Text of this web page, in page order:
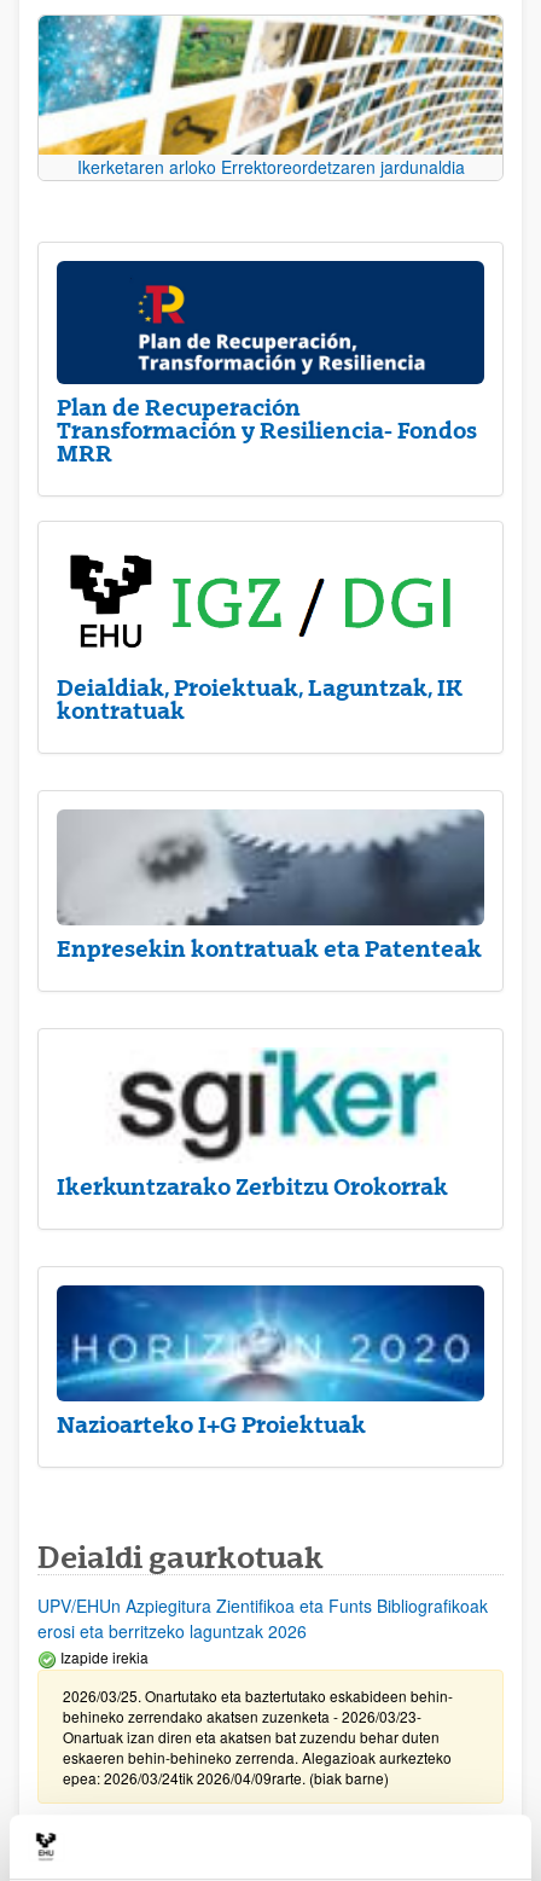
Ikerketaren arloko Errektoreordetzaren jardunaldia
Plan de Recuperación
Transformación y Resiliencia- Fondos
MRR
Deialdiak, Proiektuak, Laguntzak, IK
kontratuak
Enpresekin kontratuak eta Patenteak
Ikerkuntzarako Zerbitzu Orokorrak
Nazioarteko I+G Proiektuak
Deialdi gaurkotuak
UPV/EHUn Azpiegitura Zientifikoa eta Funts Bibliografikoak
erosi eta berritzeko laguntzak 2026
Izapide irekia
2026/03/25. Onartutako eta baztertutako eskabideen behin-
behineko zerrendako akatsen zuzenketa - 2026/03/23-
Onartuak izan diren eta akatsen bat zuzendu behar duten
eskaeren behin-behineko zerrenda. Alegazioak aurkezteko
epea: 2026/03/24tik 2026/04/09rarte. (biak barne)
Zientzia, Teknologia eta Berrikuntza arloetako kultura
sustatzeko laguntzen deialdia (FECYT) 2026